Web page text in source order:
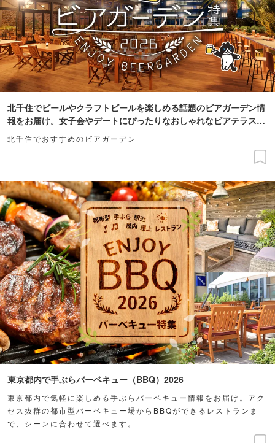
北千住でビールやクラフトビールを楽しめる話題のビアガーデン情
報をお届け。女子会やデートにぴったりなおしゃれなビアテラスや
夜景がきれい、雨天OK、お得な飲み放題ありなどこだわり条件で
探せます。
北千住でおすすめのビアガーデン
東京都内で手ぶらバーベキュー（BBQ）2026
東京都内で気軽に楽しめる手ぶらバーベキュー情報をお届け。アク
セス抜群の都市型バーベキュー場からBBQができるレストランま
で、シーンに合わせて選べます。